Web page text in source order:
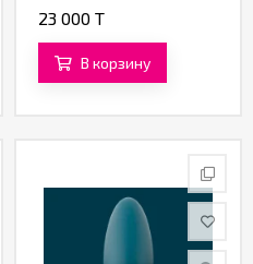
23 000 T
В корзину